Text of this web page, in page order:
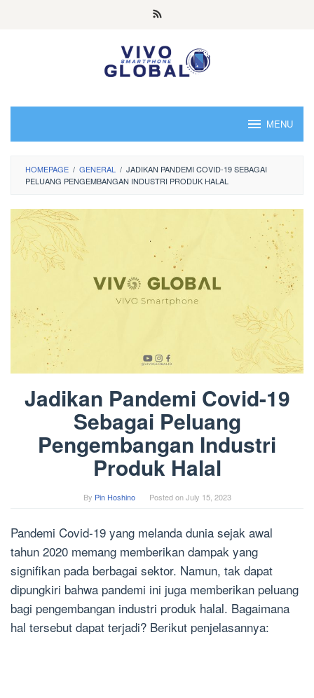
MENU
HOMEPAGE / GENERAL / JADIKAN PANDEMI COVID-19 SEBAGAI
PELUANG PENGEMBANGAN INDUSTRI PRODUK HALAL
Jadikan Pandemi Covid-19
Sebagai Peluang
Pengembangan Industri
Produk Halal
By Pin Hoshino Posted onJuly 15, 2023
Pandemi Covid-19 yang melanda dunia sejak awal
tahun 2020 memang memberikan dampak yang
signifikan pada berbagai sektor. Namun, tak dapat
dipungkiri bahwa pandemi ini juga memberikan peluang
bagi pengembangan industri produk halal. Bagaimana
hal tersebut dapat terjadi? Berikut penjelasannya: